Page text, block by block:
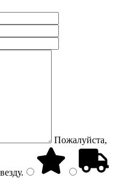
Пожалуйста,
.